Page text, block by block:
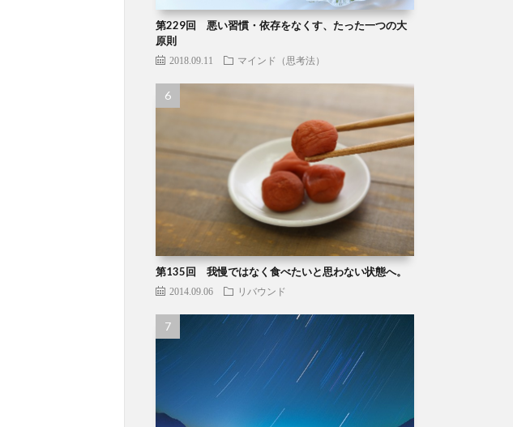
第229回 悪い習慣・依存をなくす、たった一つの大
原則
2018.09.11 マインド（思考法）
第135回 我慢ではなく食べたいと思わない状態へ。
2014.09.06 リバウンド